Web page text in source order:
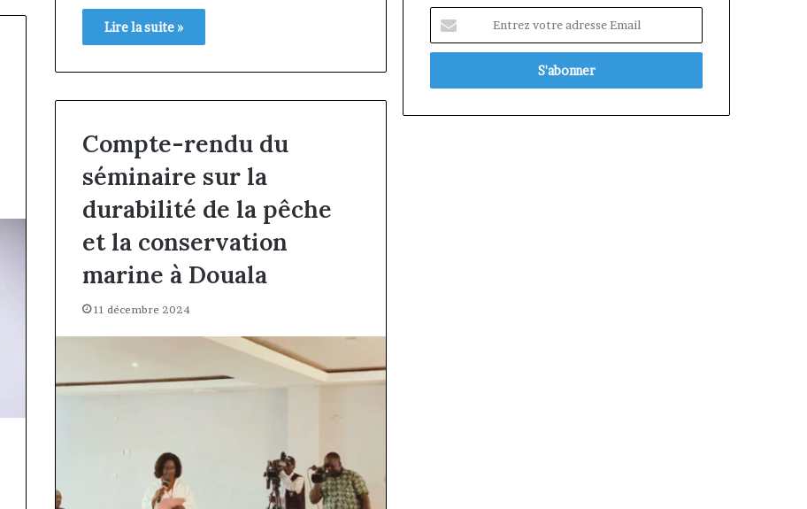
Lire la suite »
Compte-rendu du
séminaire sur la
durabilité de la pêche
et la conservation
marine à Douala
11 décembre 2024
votre
adresse